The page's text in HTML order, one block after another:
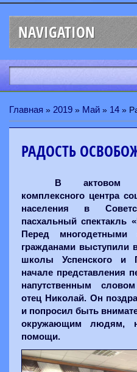
NAVIGATION
Главная » 2019 » Май » 14 »
РАДОСТЬ
В актовом
комплексного центра
населения в
пасхальный спектакль
Перед
гражданами выступили
школы Успенского и
начале представления
напутственным
отец Николай. Он
и попросил быть
окружающим людям,
помощи.